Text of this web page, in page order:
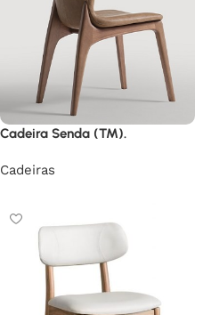
Cadeira Senda (TM).
Cadeiras